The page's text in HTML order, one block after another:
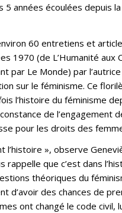
5 années écoulées depuis
60 entretiens et
1970 (de L’Humanité aux
par Le Monde) par l’autrice
sur le féminisme. Ce
l’histoire du féminisme
de l’engagement
pour les droits des
l’histoire », observe
rappelle que c’est dans
théoriques du
d’avoir des chances de
ont changé le code civil,